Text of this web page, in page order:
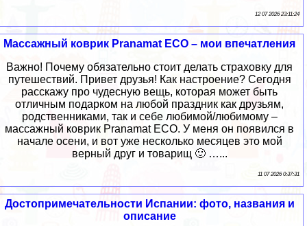
12 07 2026 23:11:24
Массажный коврик Pranamat ECO – мои впечатления
Важно! Почему обязательно стоит делать страховку для
путешествий. Привет друзья! Как настроение? Сегодня
расскажу про чудесную вещь, которая может быть
отличным подарком на любой праздник как друзьям,
родственниками, так и себе любимой/любимому –
массажный коврик Pranamat ECO. У меня он появился в
начале осени, и вот уже несколько месяцев это мой
верный друг и товарищ 🙂 …...
11 07 2026 0:37:31
Достопримечательности Испании: фото, названия и
описание